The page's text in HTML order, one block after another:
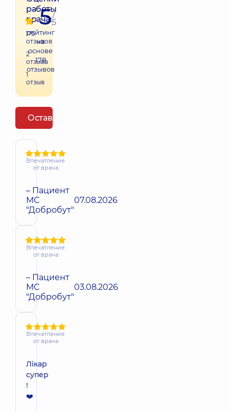
работы
врача:
175
отзывов
2
отзыва
1
отзыв
5/
5
рейтинг
на
основе
178
отзывов
Оставить отзыв
Впечатление
от врача
– Пациент
МС
"Добробут"
07.08.2026
Впечатление
от врача
– Пациент
МС
"Добробут"
03.08.2026
Впечатление
от врача
Лікар
супер
!
❤️